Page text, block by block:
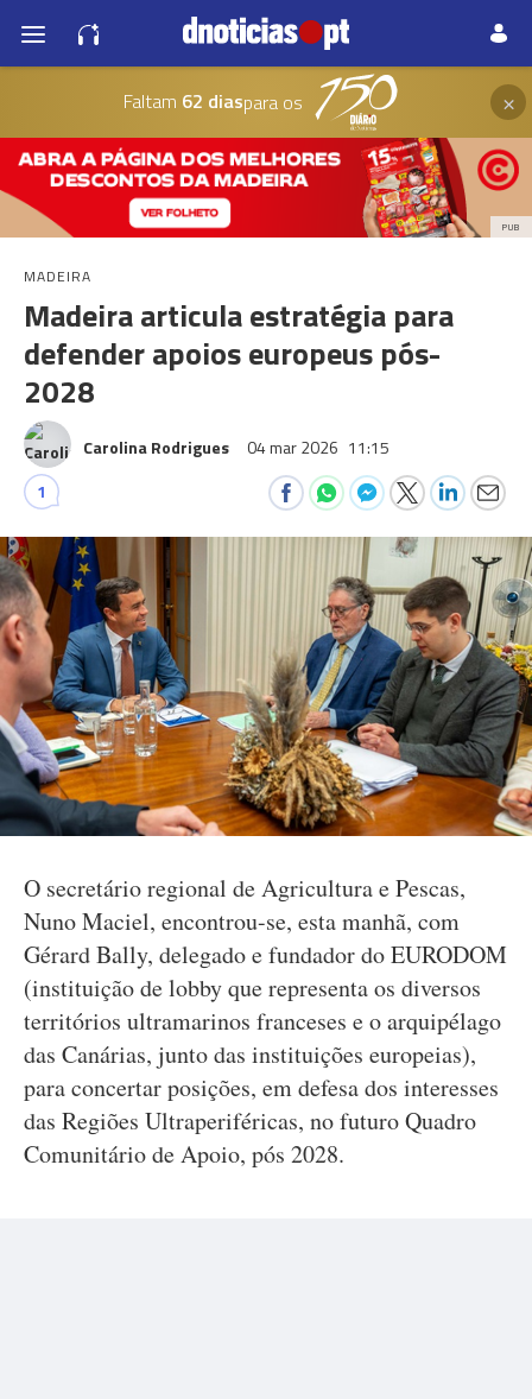
Faltam 62 diaspara os ×
PUB
MADEIRA
Madeira articula estratégia para
defender apoios europeus pós-
2028
Carolina Rodrigues 04 mar 2026 11:15
1
O secretário regional de Agricultura e Pescas,
Nuno Maciel, encontrou-se, esta manhã, com
Gérard Bally, delegado e fundador do EURODOM
(instituição de lobby que representa os diversos
territórios ultramarinos franceses e o arquipélago
das Canárias, junto das instituições europeias),
para concertar posições, em defesa dos interesses
das Regiões Ultraperiféricas, no futuro Quadro
Comunitário de Apoio, pós 2028.